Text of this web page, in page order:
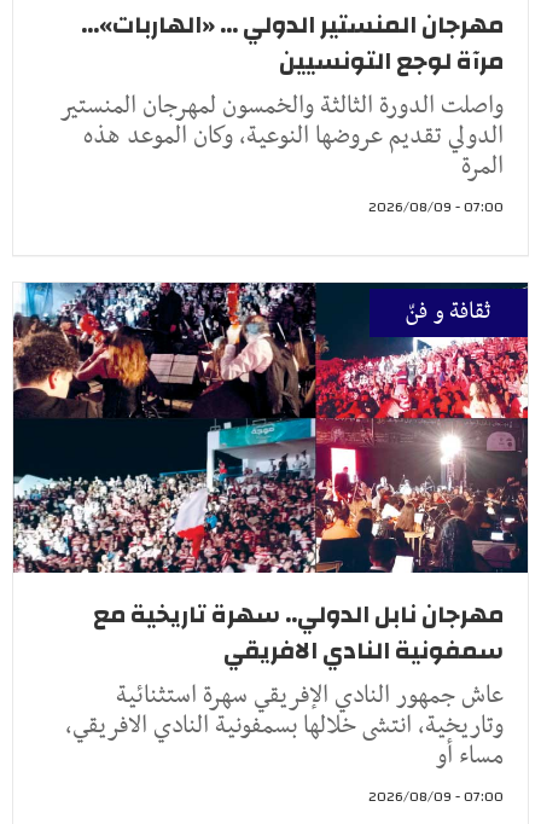
مهرجان المنستير الدولي ... «الهاربات»...
مرآة لوجع التونسيين
واصلت الدورة الثالثة والخمسون لمهرجان المنستير
الدولي تقديم عروضها النوعية، وكان الموعد هذه
المرة
07:00 - 2026/08/09
ثقافة و فنّ
مهرجان نابل الدولي.. سهرة تاريخية مع
سمفونية النادي الافريقي
عاش جمهور النادي الإفريقي سهرة استثنائية
وتاريخية، انتشى خلالها بسمفونية النادي الافريقي،
مساء أو
07:00 - 2026/08/09